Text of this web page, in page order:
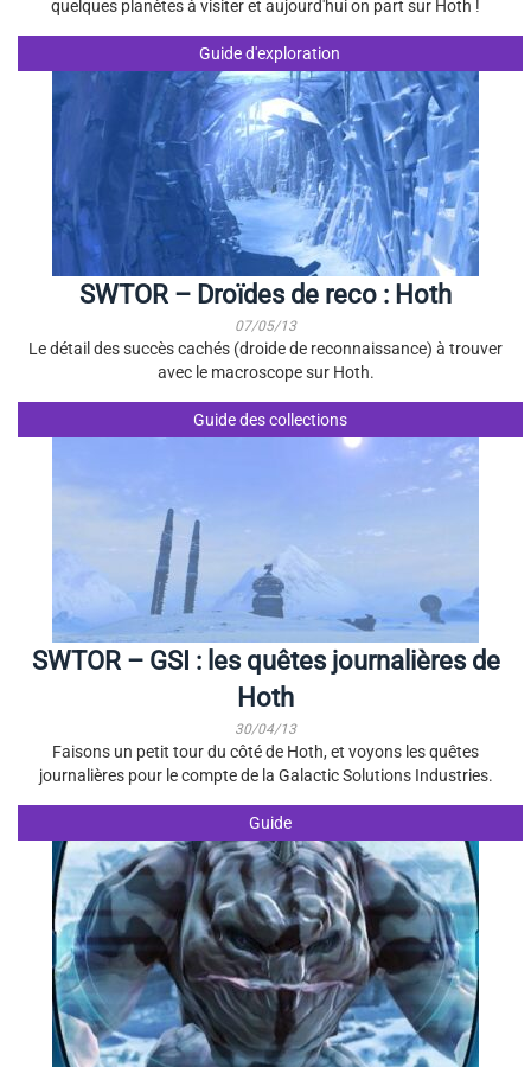
quelques planètes à visiter et aujourd'hui on part sur Hoth !
Guide d'exploration
SWTOR – Droïdes de reco : Hoth
07/05/13
Le détail des succès cachés (droide de reconnaissance) à trouver
avec le macroscope sur Hoth.
Guide des collections
SWTOR – GSI : les quêtes journalières de
Hoth
30/04/13
Faisons un petit tour du côté de Hoth, et voyons les quêtes
journalières pour le compte de la Galactic Solutions Industries.
Guide